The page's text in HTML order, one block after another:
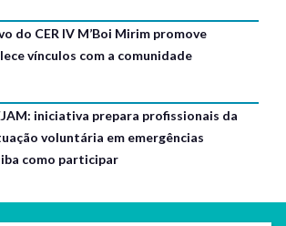
do CER IV M’Boi Mirim promove
vínculos com a comunidade
iniciativa prepara profissionais da
voluntária em emergências
como participar